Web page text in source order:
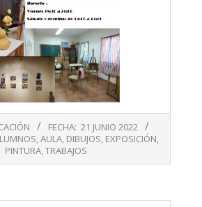
FECHA: 21 JUNIO 2022
,AULA, DIBUJOS, EXPOSICIÓN,
PINTURA,TRABAJOS